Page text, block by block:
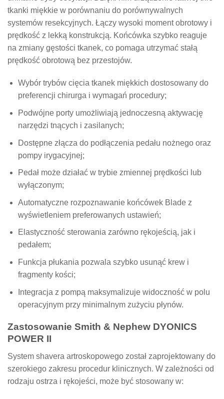
tkanki miękkie w porównaniu do porównywalnych
systemów resekcyjnych. Łączy wysoki moment obrotowy i
prędkość z lekką konstrukcją. Końcówka szybko reaguje
na zmiany gęstości tkanek, co pomaga utrzymać stałą
prędkość obrotową bez przestojów.
Wybór trybów cięcia tkanek miękkich dostosowany do
preferencji chirurga i wymagań procedury;
Podwójne porty umożliwiają jednoczesną aktywację
narzędzi tnących i zasilanych;
Dostępne złącza do podłączenia pedału nożnego oraz
pompy irygacyjnej;
Pedał może działać w trybie zmiennej prędkości lub
wyłączonym;
Automatyczne rozpoznawanie końcówek Blade z
wyświetleniem preferowanych ustawień;
Elastyczność sterowania zarówno rękojeścią, jak i
pedałem;
Funkcja płukania pozwala szybko usunąć krew i
fragmenty kości;
Integracja z pompą maksymalizuje widoczność w polu
operacyjnym przy minimalnym zużyciu płynów.
Zastosowanie Smith & Nephew DYONICS
POWER II
System shavera artroskopowego został zaprojektowany do
szerokiego zakresu procedur klinicznych. W zależności od
rodzaju ostrza i rękojeści, może być stosowany w: